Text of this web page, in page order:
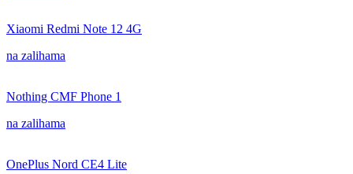
Xiaomi Redmi Note 12 4G
na zalihama
Nothing CMF Phone 1
na zalihama
OnePlus Nord CE4 Lite